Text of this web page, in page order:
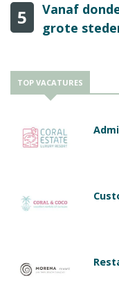
5
Vanaf
grote
TOP VACATURES